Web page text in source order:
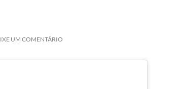
UM COMENTÁRIO